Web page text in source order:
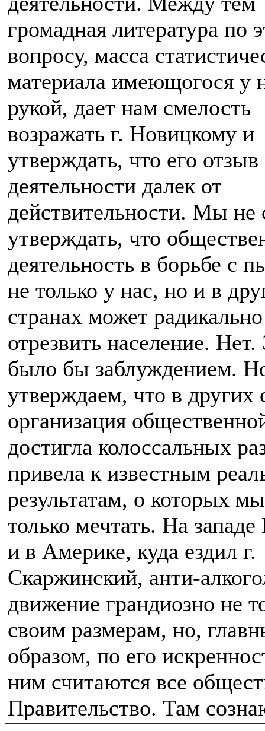
громадная литература по
вопросу, масса
материала имеющогося у
рукой, дает нам смелость
возражать г. Новицкому и
утверждать, что его отзыв
деятельности далек от
действительности. Мы не
утверждать, что
деятельность в борьбе с
не только у нас, но и в
странах может радикально
отрезвить население. Нет.
было бы заблуждением.
утверждаем, что в других
организация
достигла колоссальных
привела к известным
результатам, о которых
только мечтать. На
и в Америке, куда ездил г.
Скаржинский, анти-
движение грандиозно не
своим размерам, но,
образом, по его
ним считаются все
Правительство. Там